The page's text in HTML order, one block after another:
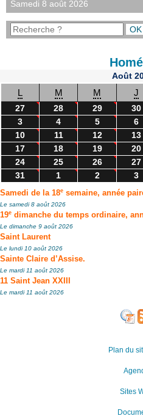
Samedi 8 août 2026
Août
L M M J
27 28 29 30
3
4 5 6
10
11 12 13
17
18 19 20
24
25 26 27
31
1 2 3
Samedi de la 18e semaine, année
Le samedi 8 août 2026
19e dimanche du temps ordinaire,
Le dimanche 9 août 2026
Saint Laurent
Le lundi 10 août 2026
Sainte Claire d’Assise.
Le mardi 11 août 2026
11 Saint Jean XXIII
Le mardi 11 août 2026
Plan du
Sites